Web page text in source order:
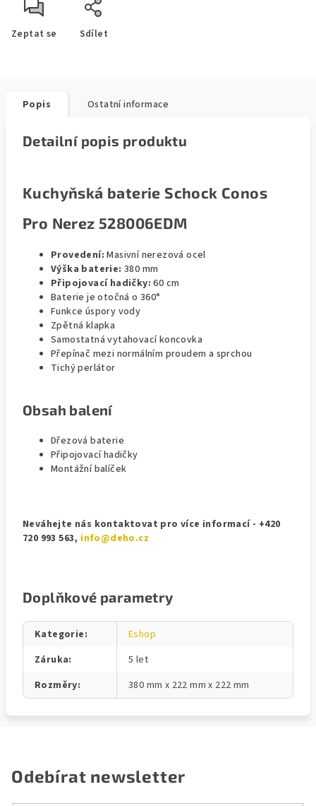
Zeptat se Sdílet
Popis Ostatní informace
Detailní popis produktu
Kuchyňská baterie Schock Conos
Pro Nerez 528006EDM
Provedení: Masivní nerezová ocel
Výška baterie: 380 mm
Připojovací hadičky: 60 cm
Baterie je otočná o 360°
Funkce úspory vody
Zpětná klapka
Samostatná vytahovací koncovka
Přepínač mezi normálním proudem a sprchou
Tichý perlátor
Obsah balení
Dřezová baterie
Připojovací hadičky
Montážní balíček
Neváhejte nás kontaktovat pro více informací - +420
720 993 563, info@deho.cz
Doplňkové parametry
Kategorie:
Eshop
Záruka:
5 let
Rozměry: 380 mm x 222 mm x 222 mm
Odebírat newsletter